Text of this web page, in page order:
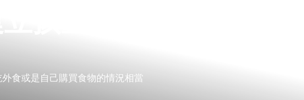
孩童正
食或是自己購買食物的情況相當